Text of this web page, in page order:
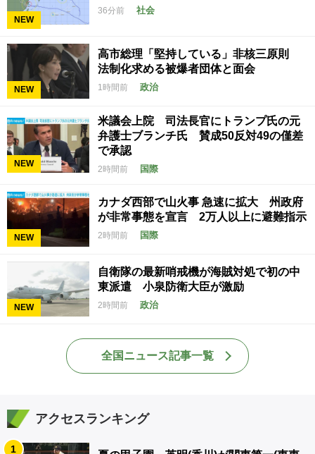
NEW
36分前 社会
NEW
高市総理「堅持している」非核三原則
法制化求める被爆者団体と面会
1時間前 政治
NEW
米議会上院 司法長官にトランプ氏の元
弁護士ブランチ氏 賛成50反対49の僅差
で承認
2時間前 国際
NEW
カナダ西部で山火事 急速に拡大 州政府
が非常事態を宣言 2万人以上に避難指示
2時間前 国際
NEW
自衛隊の最新哨戒機が海賊対処で初の中
東派遣 小泉防衛大臣が激励
2時間前 政治
全国ニュース記事一覧
アクセスランキング
1